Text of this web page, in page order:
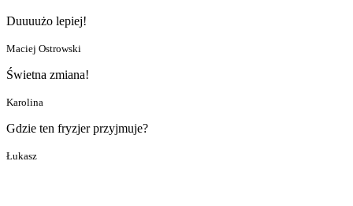
Duuuużo lepiej!
Maciej Ostrowski
Świetna zmiana!
Karolina
Gdzie ten fryzjer przyjmuje?
Łukasz